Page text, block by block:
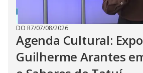
DO R7/07/08/2026
Agenda Cultural:
Guilherme Arantes